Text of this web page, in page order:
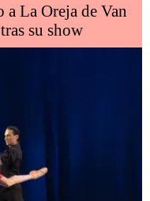
La Oreja de Van
su show